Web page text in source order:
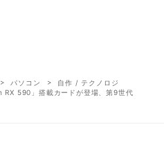
パソコン
自作 / テクノロジ
590」搭載カードが登場、第9世代